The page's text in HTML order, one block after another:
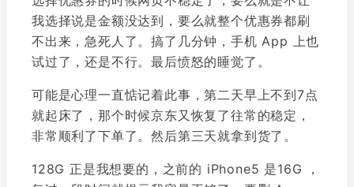
我选择说是金额没达到，要么就整个优惠券都刷
不出来，急死人了。搞了几分钟，手机 App 上也
试过了，还是不行。最后愤怒的睡觉了。
可能是心理一直惦记着此事，第二天早上不到7点
就起床了，那个时候京东又恢复了往常的稳定，
非常顺利了下单了。然后第三天就拿到货了。
128G 正是我想要的，之前的 iPhone5 是16G ，